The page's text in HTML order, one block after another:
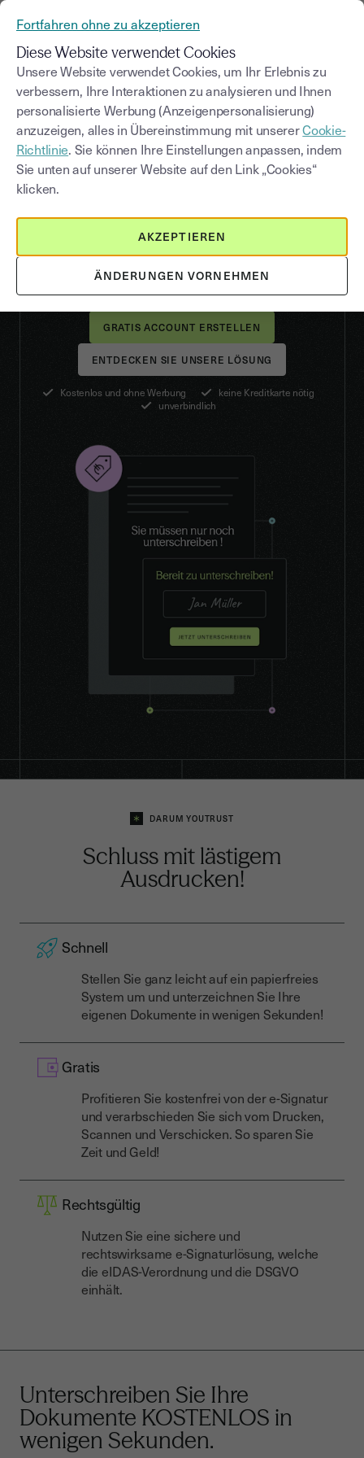
Unterschreiben Sie alle
Ihre Dokumente mit
Youtrust,Kostenlos
2 Signaturanfragen pro Monat
Rechtsgültigkeit
sicherstellen
ENTDECKEN SIE UNSERE LÖSUNG
Kostenlos und ohne Werbung
keine Kreditkarte nötig
unverbindlich
DARUM YOUTRUST
Schluss mit lästigem
Ausdrucken!
Schnell
Stellen Sie ganz leicht auf ein papierfreies
System um und unterzeichnen Sie Ihre
eigenen Dokumente in wenigen Sekunden!
Gratis
Profitieren Sie kostenfrei von der e-Signatur
und verarbschieden Sie sich vom Drucken,
Scannen und Verschicken. So sparen Sie
Zeit und Geld!
Rechtsgültig
Nutzen Sie eine sichere und
rechtswirksame e-Signaturlösung, welche
die eIDAS-Verordnung und die DSGVO
einhält.
Unterschreiben Sie Ihre
Dokumente KOSTENLOS in
wenigen Sekunden.
Fortfahren ohne zu akzeptieren
Diese Website verwendet Cookies
Unsere Website verwendet Cookies, um Ihr Erlebnis zu
verbessern, Ihre Interaktionen zu analysieren und Ihnen
personalisierte Werbung (Anzeigenpersonalisierung)
anzuzeigen, alles in Übereinstimmung mit unsererCookie-
Richtlinie. Sie können Ihre Einstellungen anpassen, indem
Sie unten auf unserer Website auf den Link „Cookies“
klicken.
ÄNDERUNGEN VORNEHMEN
AKZEPTIEREN